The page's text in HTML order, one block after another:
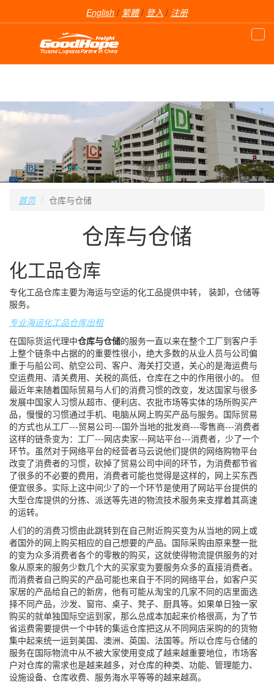
English / 繁體/ 登入 / 注册
首页 仓库与仓储
仓库与仓储
化工品仓库
专化工品仓库主要为海运与空运的化工品提供中转， 装卸，仓储等
服务。
专业海运化工品仓库出租
在国际货运代理中仓库与仓储的服务一直以来在整个工厂到客户手
上整个链条中占据的的重要性很小，绝大多数的从业人员与公司偏
重于与船公司、航空公司、客户、海关打交道，关心的是海运费与
空运费用、清关费用、关税的高低，仓库在之中的作用很小的。 但
最近年来随着国际贸易与人们的消费习惯的改变，发达国家与很多
发展中国家人习惯从超市、便利店、农批市场等实体的场所购买产
品，慢慢的习惯通过手机、电脑从网上购买产品与服务。国际贸易
的方式也从工厂---贸易公司---国外当地的批发商---零售商---消费者
这样的链条变为：工厂---网店卖家---网站平台---消费者，少了一个
环节。虽然对于网络平台的经营者马云说他们提供的网络购物平台
改变了消费者的习惯，砍掉了贸易公司中间的环节，为消费都节省
了很多的不必要的费用，消费者可能也觉得是这样的，网上买东西
便宜很多。实际上这中间少了的一个环节是使用了网站平台提供的
大型仓库提供的分拣、派送等先进的物流技术服务来支撑着其高速
的运转。
人们的的消费习惯由此跳转到在自己附近购买变为从当地的网上或
者国外的网上购买相应的自己想要的产品。国际采购由原来整一批
的变为众多消费者各个的零散的购买，这就使得物流提供服务的对
象从原来的服务少数几个大的买家变为要服务众多的直接消费者。
而消费者自己购买的产品可能也来自于不同的网络平台，如客户买
家居的产品给自己的新房，他有可能从淘宝的几家不同的店里面选
择不同产品，沙发、窗帘、桌子、凳子、厨具等。如果单日独一家
购买的就单独国际空运到家，那么总成本加起来价格很高，为了节
省运费需要提供一个中转的集运仓库把这从不同网店采购的的货物
集中起来统一运到美国、澳洲、英国、法国等。所以仓库与仓储的
服务在国际物流中从不被大家使用变成了越来越重要地位，市场客
户对仓库的需求也是越来越多，对仓库的种类、功能、管理能力、
设施设备、仓库收费、服务海水平等等的越来越高。